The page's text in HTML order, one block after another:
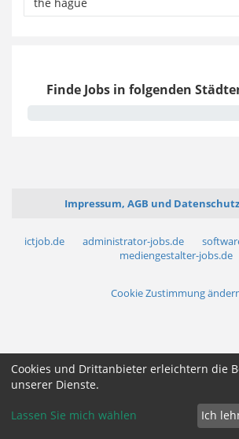
Finde Jobs in folgenden
Impressum, AGB und Datenschutz
ictjob.de administrator-jobs.de
mediengestalter-jobs.de
Cookie Zustimmung
Cookies und Drittanbieter erleichtern die
unserer Dienste.
Lassen Sie mich wählen Ich